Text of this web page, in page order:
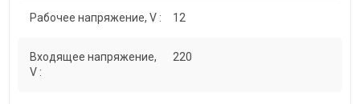
Рабочее напряжение, V : 12
Входящее напряжение,
V :
220